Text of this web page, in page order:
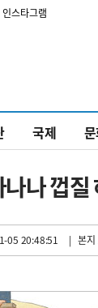
인스타그램
국제
나 껍
05 20:48:51 | 본지